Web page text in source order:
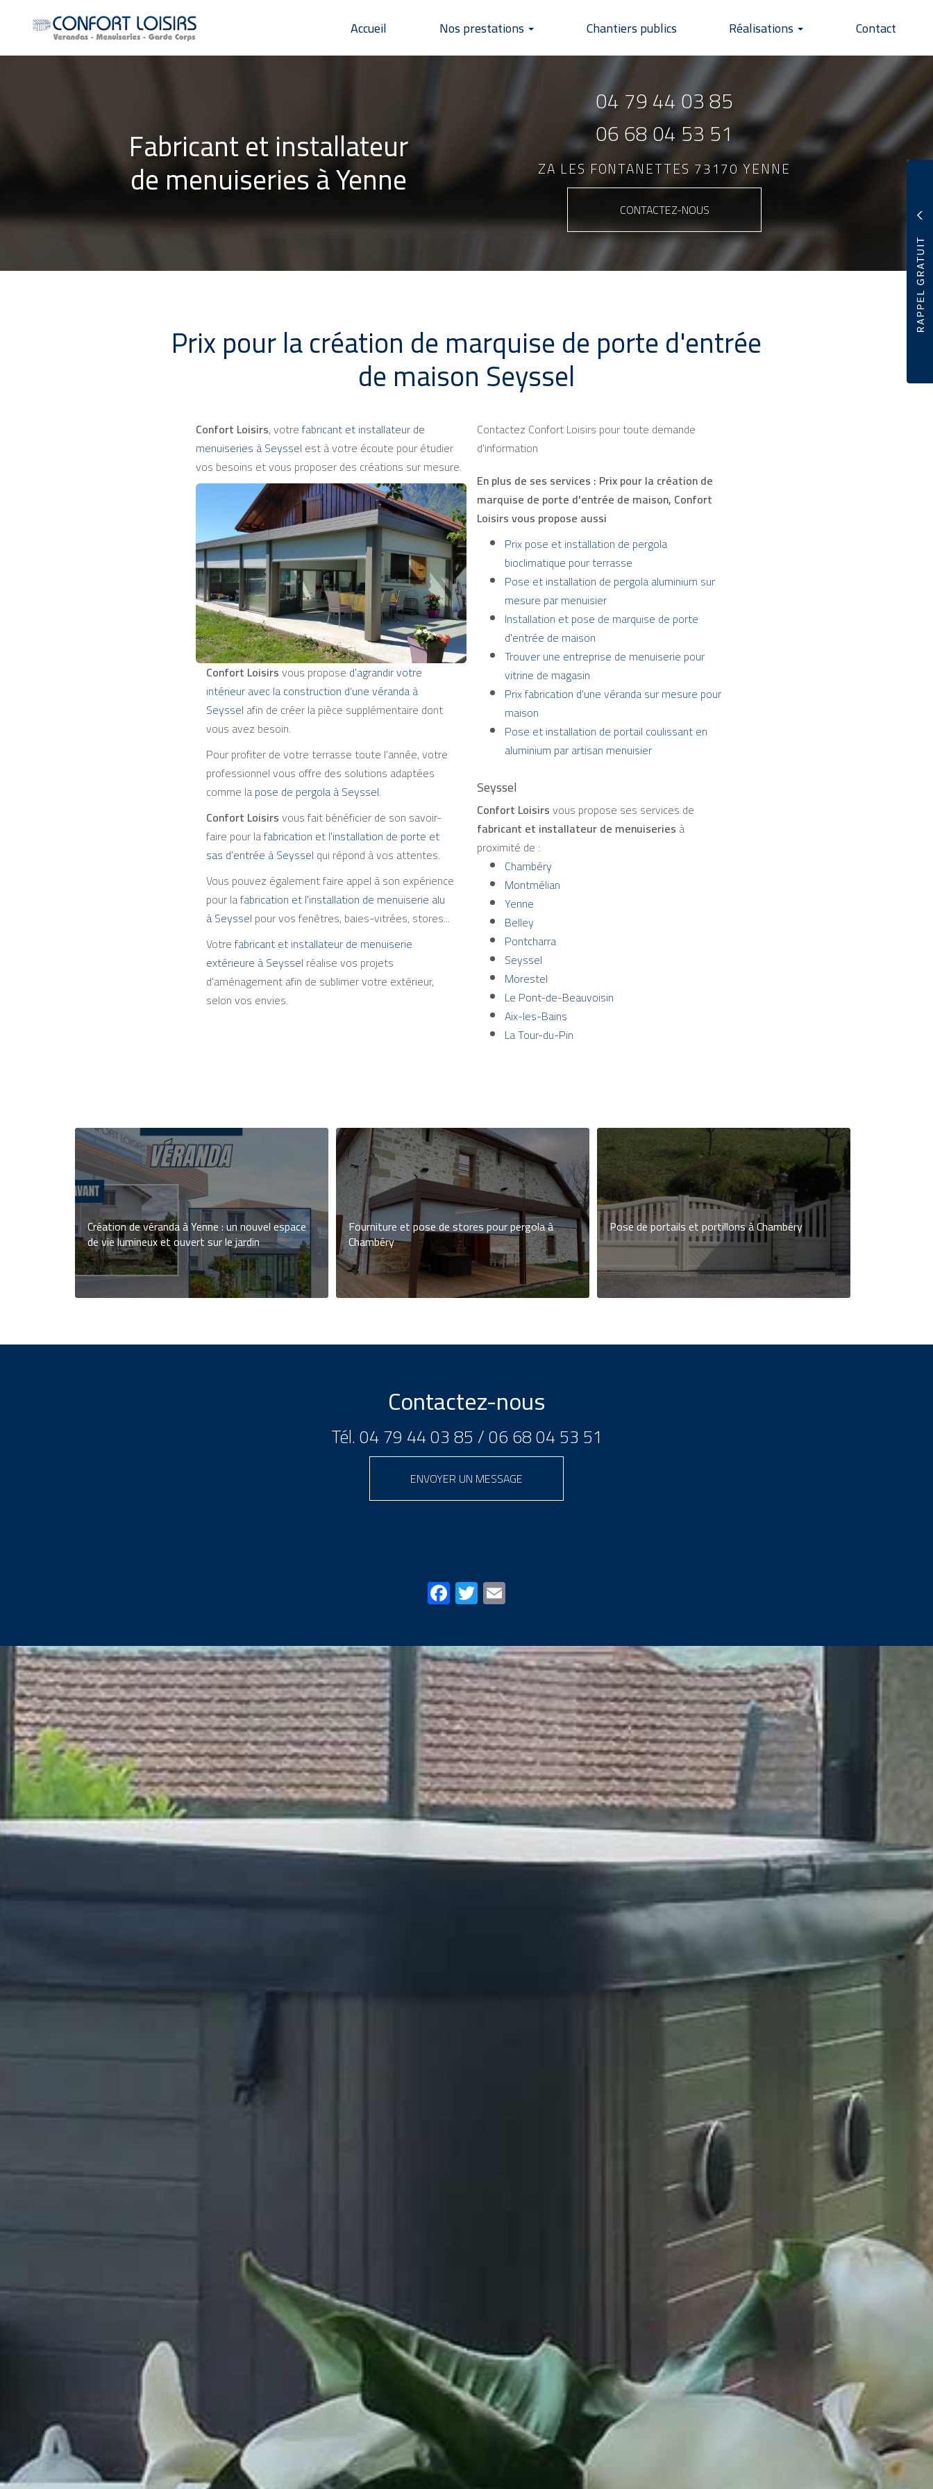
Accueil Nos prestations Chantiers publics Réalisations Contact
Fabricant et installateur
de menuiseries à Yenne
04 79 44 03 85
06 68 04 53 51
ZA LES FONTANETTES 73170 YENNE
CONTACTEZ-NOUS
Prix pour la création de marquise de porte d'entrée
de maison Seyssel
Confort Loisirs, votrefabricant et installateur de
menuiseries à Seyssel est à votre écoute pour étudier
vos besoins et vous proposer des créations sur mesure.
Confort Loisirsvous propose d'agrandir votre
intérieur avec la construction d’une véranda à
Seyssel afin de créer la pièce supplémentaire dont
vous avez besoin.
Pour profiter de votre terrasse toute l'année, votre
professionnel vous offre des solutions adaptées
comme lapose de pergola à Seyssel.
Confort Loisirsvous fait bénéficier de son savoir-
faire pour lafabrication et l'installation de porte et
sas d'entrée à Seyssel qui répond à vos attentes.
Vous pouvez également faire appel à son expérience
pour lafabrication et l'installation de menuiserie alu
à Seyssel pour vos fenêtres, baies-vitrées, stores...
Votrefabricant et installateur de menuiserie
extérieure à Seyssel réalise vos projets
d'aménagement afin de sublimer votre extérieur,
selon vos envies.
Contactez Confort Loisirs pour toute demande
d'information
En plus de ses services : Prix pour la création de
marquise de porte d'entrée de maison, Confort
Loisirs vous propose aussi
Prix pose et installation de pergola
bioclimatique pour terrasse
Pose et installation de pergola aluminium sur
mesure par menuisier
Installation et pose de marquise de porte
d'entrée de maison
Trouver une entreprise de menuiserie pour
vitrine de magasin
Prix fabrication d'une véranda sur mesure pour
maison
Pose et installation de portail coulissant en
aluminium par artisan menuisier
Seyssel
Confort Loisirsvous propose ses services de
fabricant et installateur de menuiseries à
proximité de :
Chambéry
Montmélian
Yenne
Belley
Pontcharra
Seyssel
Morestel
Le Pont-de-Beauvoisin
Aix-les-Bains
La Tour-du-Pin
Création de véranda à Yenne : un nouvel espace
de vie lumineux et ouvert sur le jardin
Fourniture et pose de stores pour pergola à
Chambéry
Pose de portails et portillons à Chambéry
Contactez-nous
Tél.04 79 44 03 85/06 68 04 53 51
ENVOYER UN MESSAGE
Facebook
Twitter